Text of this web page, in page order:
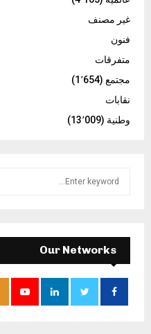
غير مصنف
فنون
متفرقات
مجتمع (1٬654)
نقابات
وطنية (13٬009)
f
o
Our Networks